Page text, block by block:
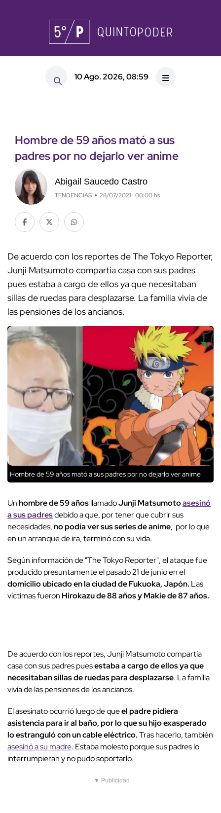
10 Ago. 2026, 08:59
Hombre de 59 años mató a sus
padres por no dejarlo ver anime
Abigail Saucedo Castro
TENDENCIAS 28/07/2021 · 00:00 hs
De acuerdo con los reportes de The Tokyo Reporter,
Junji Matsumoto compartía casa con sus padres
pues estaba a cargo de ellos ya que necesitaban
sillas de ruedas para desplazarse. La familia vivía de
las pensiones de los ancianos.
Hombre de 59 años mató a sus padres por no dejarlo ver anime
Unhombre de 59 añosllamadoJunji Matsumotoasesinó
a sus padresdebido a que, por tener que cubrir sus
necesidades,no podía ver sus series de anime, por lo que
en un arranque de ira, terminó con su vida.
Según información de "The Tokyo Reporter", el ataque fue
producido presuntamente el pasado 21 de junio en el
domicilio ubicado en la ciudad de Fukuoka, Japón. Las
víctimas fueron Hirokazu de 88 años y Makie de 87 años.
De acuerdo con los reportes, Junji Matsumoto compartía
casa con sus padres puesestaba a cargo de ellos ya que
necesitaban sillas de ruedas para desplazarse. La familia
vivía de las pensiones de los ancianos.
El asesinato ocurrió luego de queel padre pidiera
asistencia para ir al baño, por lo que su hijo exasperado
lo estranguló con un cable eléctrico.Tras hacerlo, también
asesinó a su madre. Estaba molesto porque sus padres lo
interrumpieran y no pudo soportarlo.
▼ Publicidad